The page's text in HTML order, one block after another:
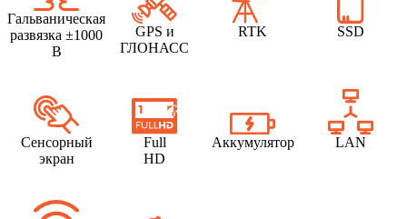
Гальваническая
развязка ±1000
В
GPS и
ГЛОНАСС
RTK SSD
Сенсорный
экран
Full
HD
Аккумулятор LAN